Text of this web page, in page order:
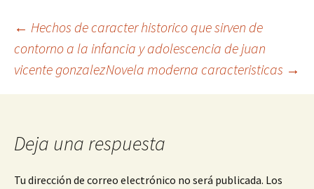
Navegación
de
← Hechos de caracter historico que sirven de
contorno a la infancia y adolescencia de juan
vicente gonzalezNovela moderna caracteristicas →
Deja una respuesta
Tu dirección de correo electrónico no será publicada. Los